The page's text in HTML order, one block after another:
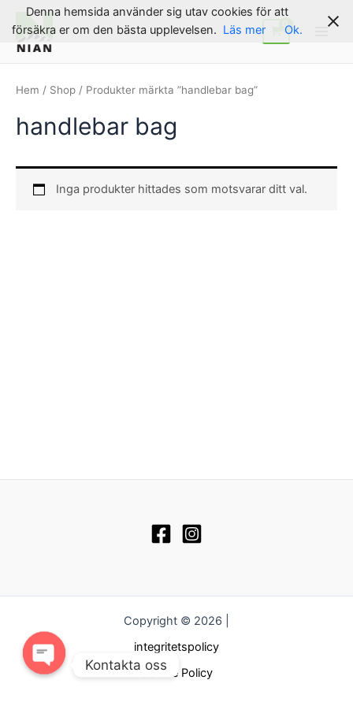
Hoppa
innehåll
Hem / Shop / Produkter märkta ”handlebar bag”
handlebar bag
Inga produkter hittades som motsvarar ditt val.
Copyright © 2026 |
integritetspolicy
Cookie Policy
Denna hemsida använder sig utav cookies för att
försäkra er om den bästa upplevelsen. Läs mer Ok.
Kontakta oss